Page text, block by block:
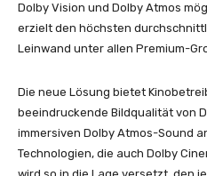
Dolby Vision und Dolby Atmos
erzielt den höchsten
Leinwand unter allen Premium-
Die neue Lösung bietet
beeindruckende Bildqualität von
immersiven Dolby Atmos-Sound
Technologien, die auch Dolby